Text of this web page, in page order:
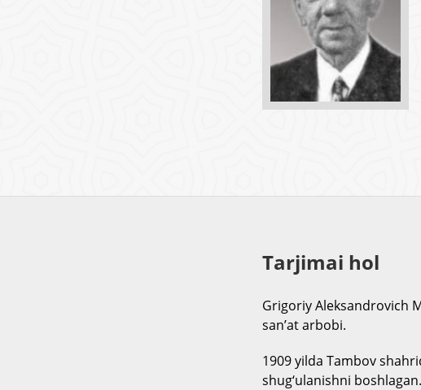
Tarjimai hol
Grigoriy Aleksandrovich
san’at arbobi.
1909 yilda Tambov
shug‘ulanishni